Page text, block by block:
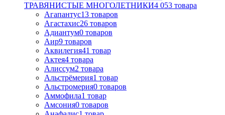
ТРАВЯНИСТЫЕ МНОГОЛЕТНИКИ4 053 товара
Агапантус13 товаров
Агастахис26 товаров
Адиантум0 товаров
Аир9 товаров
Аквилегия41 товар
Актея4 товара
Алиссум2 товара
Альстрёмерия1 товар
Альстромерия0 товаров
Аммофила1 товар
Амсония0 товаров